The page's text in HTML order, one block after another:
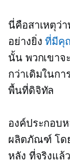
นี่คือสาเหตุว่
อย่างยิ่งที่มีคุ
นั้น พวกเขาจ
กว่าเดิมในก
พื้นที่ดิจิทัล
องค์ประกอบ
ผลิตภัณฑ์ โด
หลัง ที่จริงแล้